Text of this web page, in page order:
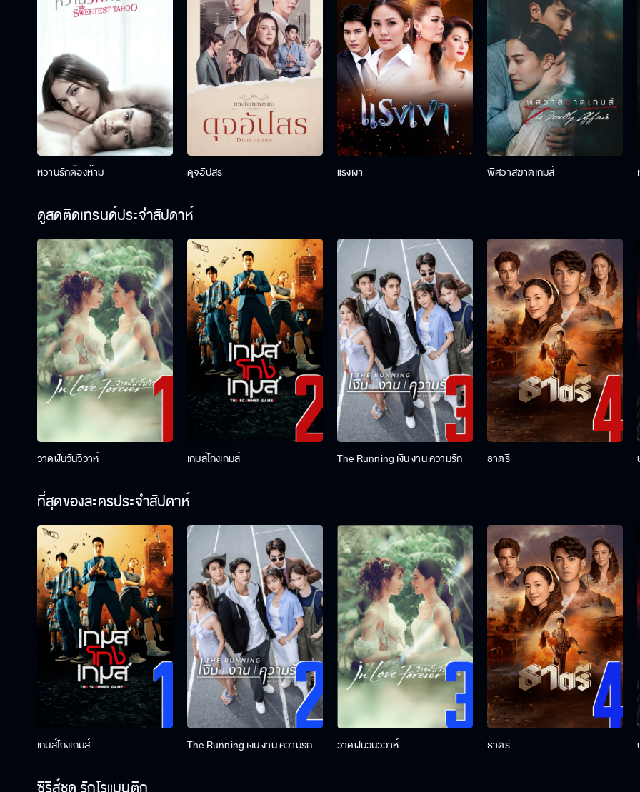
หวานรักต้องห้าม ดุจอัปสร แรงเงา พิศวาสฆาตเกมส์
ดูสดติดเทรนด์ประจำสัปดาห์
วาดฝันวันวิวาห์ เกมส์โกงเกมส์ The Running เงิน งาน ความรัก ธาตรี
ที่สุดของละครประจำสัปดาห์
เกมส์โกงเกมส์ The Running เงิน งาน ความรัก วาดฝันวันวิวาห์ ธาตรี